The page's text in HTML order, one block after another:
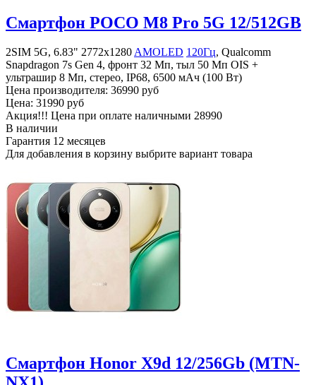
Смартфон POCO M8 Pro 5G 12/512GB
2SIM 5G, 6.83" 2772x1280AMOLED 120Гц, Qualcomm
Snapdragon 7s Gen 4, фронт 32 Мп, тыл 50 Мп OIS +
ультрашир 8 Мп, стерео, IP68, 6500 мАч (100 Вт)
Цена производителя: 36990 руб
Цена: 31990 руб
Акция!!! Цена при оплате наличными 28990
В наличии
Гарантия 12 месяцев
Для добавления в корзину выбрите вариант товара
Смартфон Honor X9d 12/256Gb (MTN-